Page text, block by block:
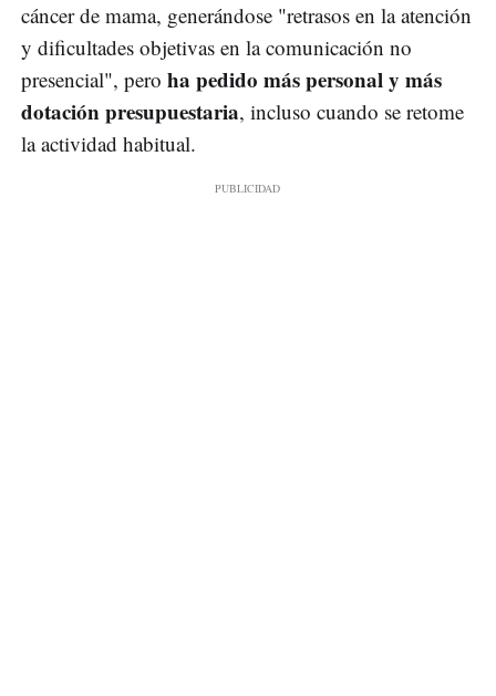
cáncer de mama, generándose "retrasos en la atención
y dificultades objetivas en la comunicación no
presencial", pero ha pedido más personal y más
dotación presupuestaria, incluso cuando se retome
la actividad habitual.